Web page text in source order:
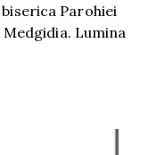
Parohiei
Medgidia. Lumina